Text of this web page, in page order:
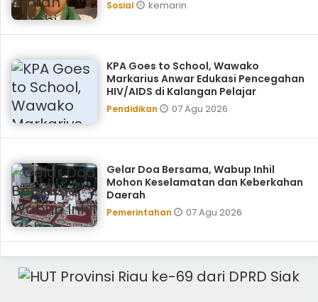
Sosial kemarin
KPA Goes to School, ‎Wawako
Markarius Anwar Edukasi Pencegahan
HIV/AIDS di Kalangan Pelajar
Pendidikan 07 Agu 2026
Gelar Doa Bersama, Wabup Inhil
Mohon Keselamatan dan Keberkahan
Daerah
Pemerintahan 07 Agu 2026